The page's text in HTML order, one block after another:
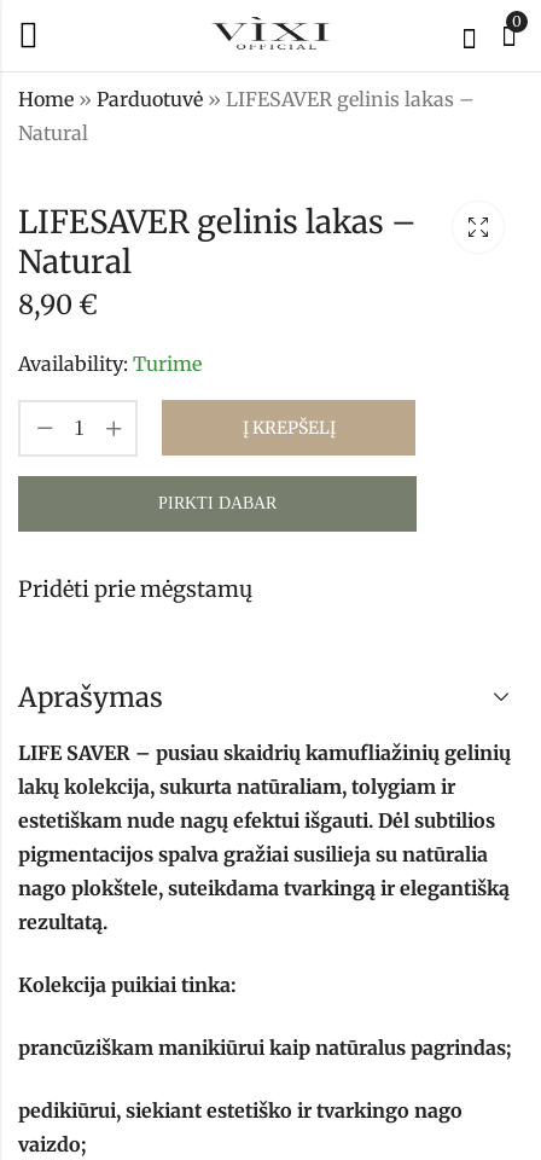
0
Home » Parduotuvė » LIFESAVER gelinis lakas –
Natural
lakas - Milky
lakas - Hazelnut
LIFESAVER gelinis lakas –
Natural
8,90 €
Availability: Turime
Į KREPŠELĮ
PIRKTI DABAR
Pridėti prie mėgstamų
Aprašymas
LIFE SAVER – pusiau skaidrių kamufliažinių gelinių
lakų kolekcija, sukurta natūraliam, tolygiam ir
estetiškam nude nagų efektui išgauti. Dėl subtilios
pigmentacijos spalva gražiai susilieja su natūralia
nago plokštele, suteikdama tvarkingą ir elegantišką
rezultatą.
Kolekcija puikiai tinka:
prancūziškam manikiūrui kaip natūralus pagrindas;
pedikiūrui, siekiant estetiško ir tvarkingo nago
vaizdo;